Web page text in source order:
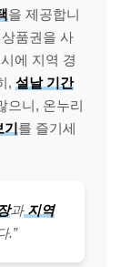
을 제공합니
품권을 사
에 지역 경
, 설날 기간
으니, 온누리
기를 즐기세
과지역
.”